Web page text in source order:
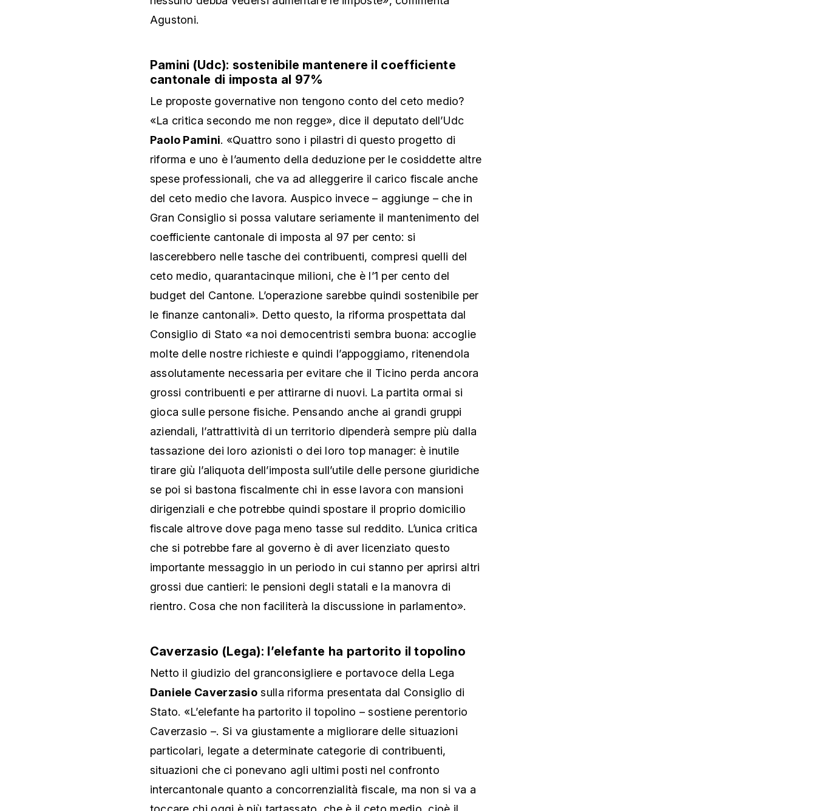
Agustoni.
Pamini (Udc): sostenibile mantenere il coefficiente
cantonale di imposta al 97%
Le proposte governative non tengono conto del ceto medio?
«La critica secondo me non regge», dice il deputato dell’Udc
Paolo Pamini. «Quattro sono i pilastri di questo progetto di
riforma e uno è l’aumento della deduzione per le cosiddette altre
spese professionali, che va ad alleggerire il carico fiscale anche
del ceto medio che lavora. Auspico invece – aggiunge – che in
Gran Consiglio si possa valutare seriamente il mantenimento del
coefficiente cantonale di imposta al 97 per cento: si
lascerebbero nelle tasche dei contribuenti, compresi quelli del
ceto medio, quarantacinque milioni, che è l’1 per cento del
budget del Cantone. L’operazione sarebbe quindi sostenibile per
le finanze cantonali». Detto questo, la riforma prospettata dal
Consiglio di Stato «a noi democentristi sembra buona: accoglie
molte delle nostre richieste e quindi l’appoggiamo, ritenendola
assolutamente necessaria per evitare che il Ticino perda ancora
grossi contribuenti e per attirarne di nuovi. La partita ormai si
gioca sulle persone fisiche. Pensando anche ai grandi gruppi
aziendali, l’attrattività di un territorio dipenderà sempre più dalla
tassazione dei loro azionisti o dei loro top manager: è inutile
tirare giù l’aliquota dell’imposta sull’utile delle persone giuridiche
se poi si bastona fiscalmente chi in esse lavora con mansioni
dirigenziali e che potrebbe quindi spostare il proprio domicilio
fiscale altrove dove paga meno tasse sul reddito. L’unica critica
che si potrebbe fare al governo è di aver licenziato questo
importante messaggio in un periodo in cui stanno per aprirsi altri
grossi due cantieri: le pensioni degli statali e la manovra di
rientro. Cosa che non faciliterà la discussione in parlamento».
Caverzasio (Lega): l’elefante ha partorito il topolino
Netto il giudizio del granconsigliere e portavoce della Lega
Daniele Caverzasio sulla riforma presentata dal Consiglio di
Stato. «L’elefante ha partorito il topolino – sostiene perentorio
Caverzasio –. Si va giustamente a migliorare delle situazioni
particolari, legate a determinate categorie di contribuenti,
situazioni che ci ponevano agli ultimi posti nel confronto
intercantonale quanto a concorrenzialità fiscale, ma non si va a